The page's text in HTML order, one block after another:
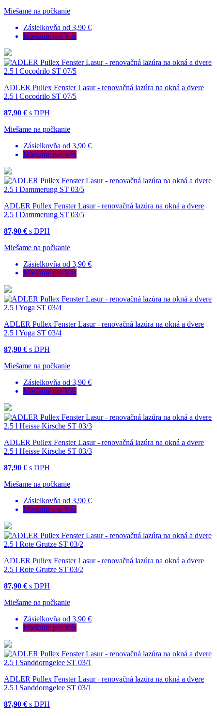
Miešame na počkanie
Zásielkovňa od 3,90 €
Miešame pre Vás
ADLER Pullex Fenster Lasur - renovačná lazúra na okná a dvere
2.5 l Cocodrilo ST 07/5
87,90 € s DPH
Miešame na počkanie
Zásielkovňa od 3,90 €
Miešame pre Vás
ADLER Pullex Fenster Lasur - renovačná lazúra na okná a dvere
2.5 l Dammerung ST 03/5
87,90 € s DPH
Miešame na počkanie
Zásielkovňa od 3,90 €
Miešame pre Vás
ADLER Pullex Fenster Lasur - renovačná lazúra na okná a dvere
2.5 l Yoga ST 03/4
87,90 € s DPH
Miešame na počkanie
Zásielkovňa od 3,90 €
Miešame pre Vás
ADLER Pullex Fenster Lasur - renovačná lazúra na okná a dvere
2.5 l Heisse Kirsche ST 03/3
87,90 € s DPH
Miešame na počkanie
Zásielkovňa od 3,90 €
Miešame pre Vás
ADLER Pullex Fenster Lasur - renovačná lazúra na okná a dvere
2.5 l Rote Grutze ST 03/2
87,90 € s DPH
Miešame na počkanie
Zásielkovňa od 3,90 €
Miešame pre Vás
ADLER Pullex Fenster Lasur - renovačná lazúra na okná a dvere
2.5 l Sanddorngelee ST 03/1
87,90 € s DPH